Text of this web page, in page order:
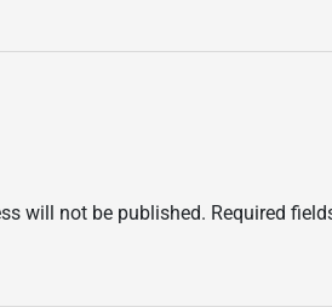
will not be published. Required